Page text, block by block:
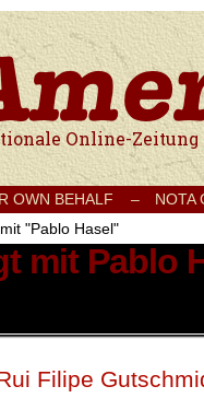
Onlinezeitung für Frieden,
OWN BEHALF –
NOTA
"Pablo Hasel"
mit Pablo
Filipe